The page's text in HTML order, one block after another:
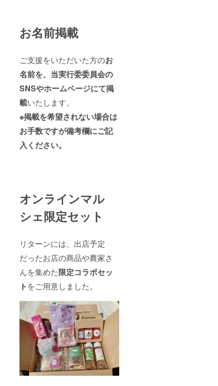
お名前掲載
ご支援をいただいた方のお
名前を、当実行委委員会の
SNSやホームページにて掲
載いたします。
※掲載を希望されない場合は
お手数ですが備考欄にご記
入ください。
オンラインマル
シェ限定セット
リターンには、出店予定
だったお店の商品や農家さ
んを集めた限定コラボセッ
ト をご用意しました。